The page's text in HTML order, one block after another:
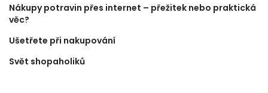
Nákupy potravin přes internet – přežitek nebo praktická
věc?
Ušetřete při nakupování
Svět shopaholiků